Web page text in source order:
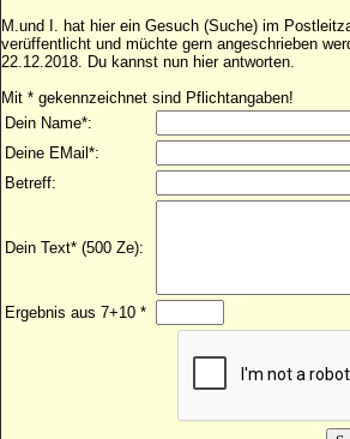
M.und I. hat hier ein Gesuch (Suche) im
verüffentlicht und müchte gern angeschrieben
22.12.2018. Du kannst nun hier antworten.
Mit * gekennzeichnet sind Pflichtangaben!
Dein Name*:
Deine EMail*:
Betreff:
Dein Text* (500 Ze):
Ergebnis aus 7+10 *